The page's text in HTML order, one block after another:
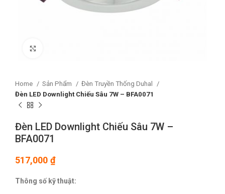
Home Sản Phẩm
Đèn Truyền Thống Duhal
Đèn LED Downlight Chiếu Sâu 7W – BFA0071
Đèn LED Downlight Chiếu Sâu 7W –
BFA0071
517,000 ₫
Thông số kỹ thuật: